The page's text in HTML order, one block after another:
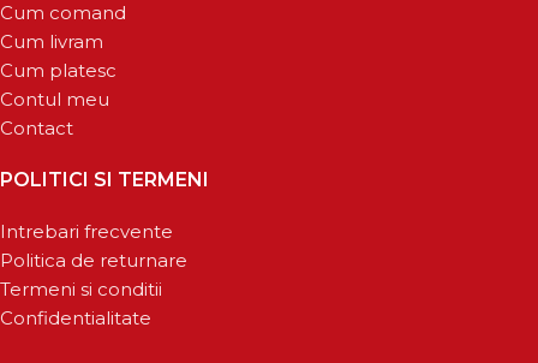
Cum comand
Cum livram
Cum platesc
Contul meu
Contact
POLITICI SI TERMENI
Intrebari frecvente
Politica de returnare
Termeni si conditii
Confidentialitate